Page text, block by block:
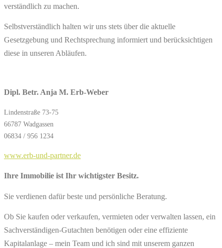
verständlich zu machen.
Selbstverständlich halten wir uns stets über die aktuelle
Gesetzgebung und Rechtsprechung informiert und berücksichtigen
diese in unseren Abläufen.
Dipl. Betr. Anja M. Erb-Weber
Lindenstraße 73-75
66787 Wadgassen
06834 / 956 1234
www.erb-und-partner.de
Ihre Immobilie ist Ihr wichtigster Besitz.
Sie verdienen dafür beste und persönliche Beratung.
Ob Sie kaufen oder verkaufen, vermieten oder verwalten lassen, ein
Sachverständigen-Gutachten benötigen oder eine effiziente
Kapitalanlage – mein Team und ich sind mit unserem ganzen